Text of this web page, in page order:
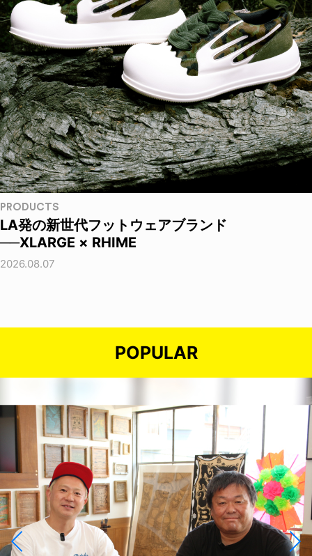
PRODUCTS
LA発の新世代フットウェアブランド
──XLARGE × RHIME
2026.08.07
POPULAR